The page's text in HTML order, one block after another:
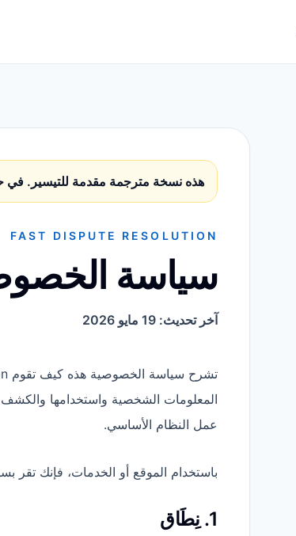
هذه نسخة مترجمة مقدمة للتيسير. في
FAST DISPUTE RESOLUTION
سياسة
آخر تحديث: 19 مايو 2026
المعلومات الشخصية واستخدامها والكشف
عمل النظام الأساسي.
باستخدام الموقع أو الخدمات، فإنك تقر
1. نِطَاق